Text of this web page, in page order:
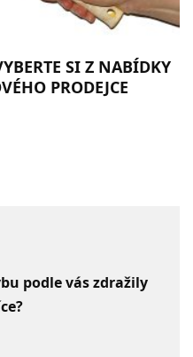
SI Z NABÍDKY
PRODEJCE
podle vás zdražily